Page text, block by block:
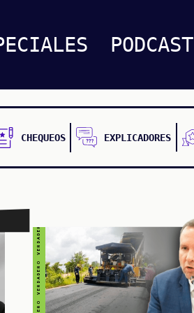
PODCAST
CHEQUEOS EXPLICADORES
VERDADERO VERDADERO VERDADERO VERDADERO VERDADERO VERDADERO VERDADERO